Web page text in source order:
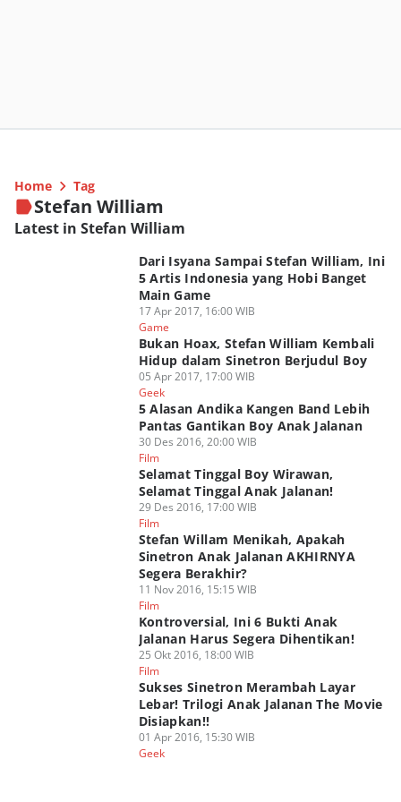
Home Tag
Stefan William
Latest in Stefan William
Dari Isyana Sampai Stefan William, Ini
5 Artis Indonesia yang Hobi Banget
Main Game
17 Apr 2017, 16:00 WIB
Game
Bukan Hoax, Stefan William Kembali
Hidup dalam Sinetron Berjudul Boy
05 Apr 2017, 17:00 WIB
Geek
5 Alasan Andika Kangen Band Lebih
Pantas Gantikan Boy Anak Jalanan
30 Des 2016, 20:00 WIB
Film
Selamat Tinggal Boy Wirawan,
Selamat Tinggal Anak Jalanan!
29 Des 2016, 17:00 WIB
Film
Stefan Willam Menikah, Apakah
Sinetron Anak Jalanan AKHIRNYA
Segera Berakhir?
11 Nov 2016, 15:15 WIB
Film
Kontroversial, Ini 6 Bukti Anak
Jalanan Harus Segera Dihentikan!
25 Okt 2016, 18:00 WIB
Film
Sukses Sinetron Merambah Layar
Lebar! Trilogi Anak Jalanan The Movie
Disiapkan!!
01 Apr 2016, 15:30 WIB
Geek